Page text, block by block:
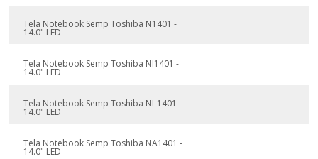
Tela Notebook Semp Toshiba N1401 -
14.0" LED
Tela Notebook Semp Toshiba NI1401 -
14.0" LED
Tela Notebook Semp Toshiba NI-1401 -
14.0" LED
Tela Notebook Semp Toshiba NA1401 -
14.0" LED